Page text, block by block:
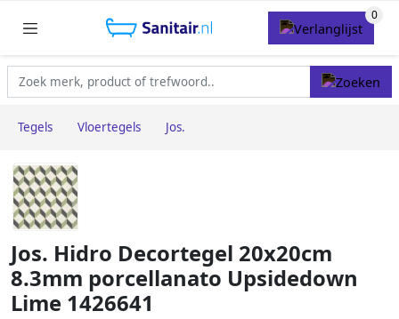
Tegels Vloertegels Jos.
Jos. Hidro Decortegel 20x20cm
8.3mm porcellanato Upsidedown
Lime 1426641